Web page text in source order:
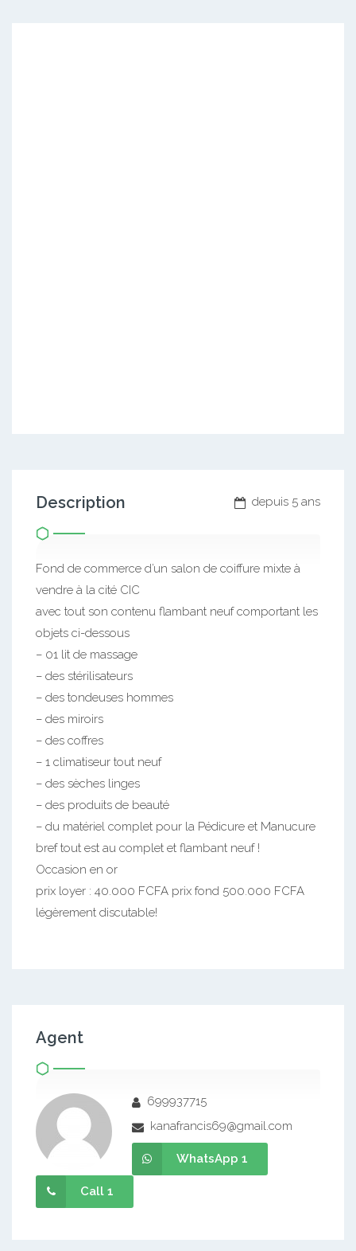
depuis 5 ans
Description
Fond de commerce d’un salon de coiffure mixte à
vendre à la cité CIC
avec tout son contenu flambant neuf comportant les
objets ci-dessous
– 01 lit de massage
– des stérilisateurs
– des tondeuses hommes
– des miroirs
– des coffres
– 1 climatiseur tout neuf
– des sèches linges
– des produits de beauté
– du matériel complet pour la Pédicure et Manucure
bref tout est au complet et flambant neuf !
Occasion en or
prix loyer : 40.000 FCFA prix fond 500.000 FCFA
légèrement discutable!
Agent
699937715
kanafrancis69@gmail.com
WhatsApp 1
Call 1